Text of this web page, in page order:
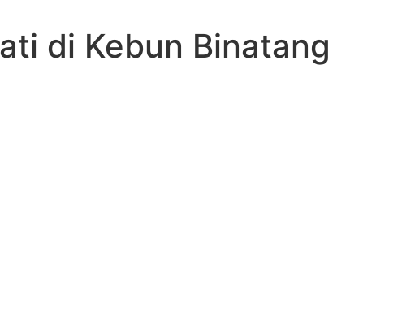
di Kebun Binatang